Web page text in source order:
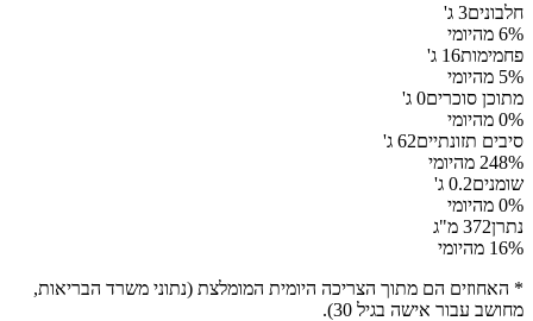
חלבונים3 ג'
6% מהיומי
פחמימות16 ג'
5% מהיומי
מתוכן סוכרים0 ג'
0% מהיומי
סיבים תזונתיים62 ג'
248% מהיומי
שומנים0.2 ג'
0% מהיומי
נתרן372 מ"ג
16% מהיומי
* האחוזים הם מתוך הצריכה היומית המומלצת (נתוני משרד הבריאות,
מחושב עבור אישה בגיל 30).